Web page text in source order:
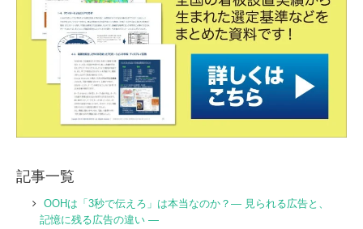
記事一覧
OOHは「3秒で伝えろ」は本当なのか？― 見られる広告と、
記憶に残る広告の違い ―